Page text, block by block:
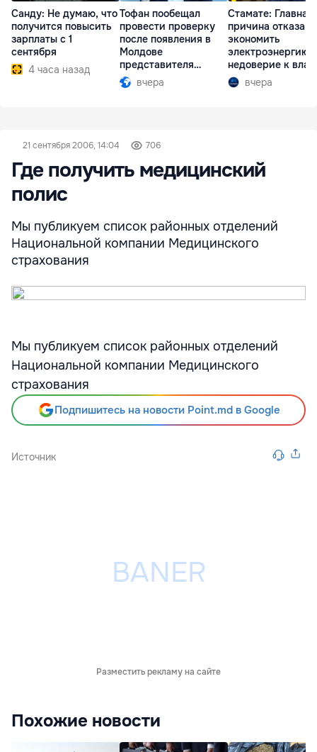
Санду: Не думаю, что
получится повысить
зарплаты с 1
сентября
4 часа назад
Тофан пообещал
провести проверку
после появления в
Молдове
представителя
Южной Осетии
вчера
Стамате: Главная
причина отказа
экономить
электроэнергию
недоверие к
вчера
21 сентября 2006, 14:04 706
Где получить медицинский
полис
Мы публикуем список районных отделений
Национальной компании Медицинского
страхования
Мы публикуем список районных отделений
Национальной компании Медицинского
страхования
Подпишитесь на новости Point.md в Google
Источник
Разместить рекламу на сайте
Похожие новости